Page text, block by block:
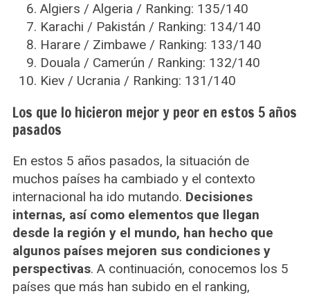
Algiers / Algeria / Ranking: 135/140
Karachi / Pakistán / Ranking: 134/140
Harare / Zimbawe / Ranking: 133/140
Douala / Camerún / Ranking: 132/140
Kiev / Ucrania / Ranking: 131/140
Los que lo hicieron mejor y peor en estos 5 años
pasados
En estos 5 años pasados, la situación de
muchos países ha cambiado y el contexto
internacional ha ido mutando. Decisiones
internas, así como elementos que llegan
desde la región y el mundo, han hecho que
algunos países mejoren sus condiciones y
perspectivas. A continuación, conocemos los 5
países que más han subido en el ranking,